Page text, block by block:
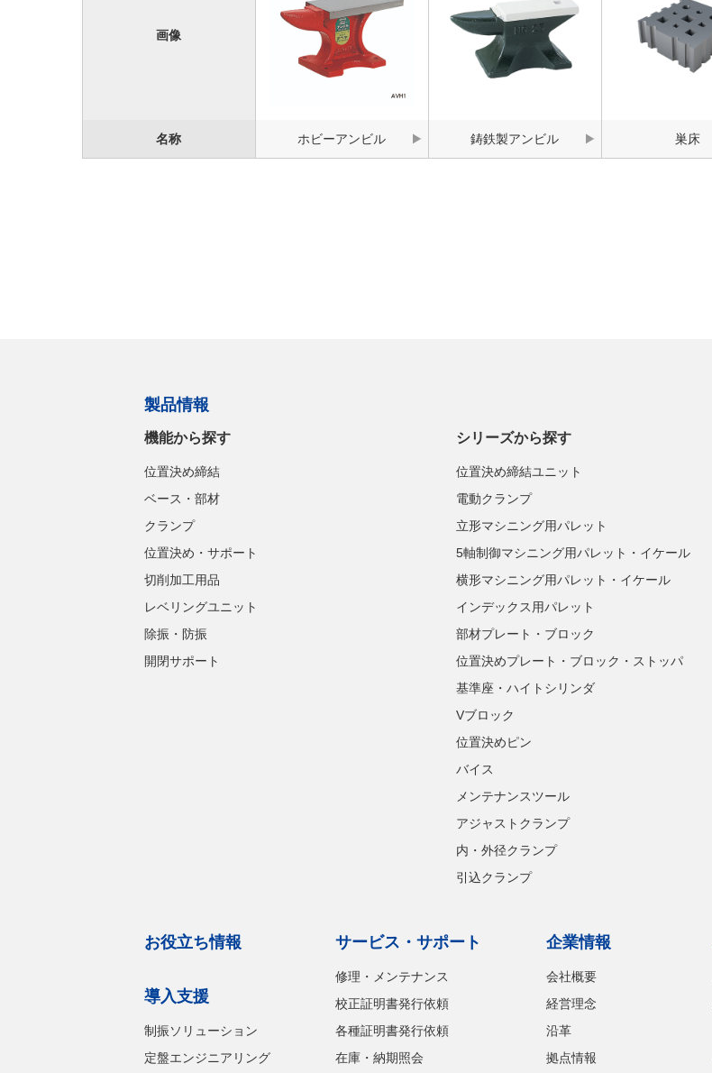
画像
名称 ホビーアンビル 鋳鉄製アンビル 巣床
製品情報
機能から探す
位置決め締結
ベース・部材
クランプ
位置決め・サポート
切削加工用品
レベリングユニット
除振・防振
開閉サポート
シリーズから探す
位置決め締結ユニット
電動クランプ
立形マシニング用パレット
5軸制御マシニング用パレット・イケール
横形マシニング用パレット・イケール
インデックス用パレット
部材プレート・ブロック
位置決めプレート・ブロック・ストッパ
基準座・ハイトシリンダ
Vブロック
位置決めピン
バイス
メンテナンスツール
アジャストクランプ
内・外径クランプ
引込クランプ
お役立ち情報
導入支援
制振ソリューション
定盤エンジニアリング
サービス・サポート
修理・メンテナンス
校正証明書発行依頼
各種証明書発行依頼
在庫・納期照会
企業情報
会社概要
経営理念
沿革
拠点情報